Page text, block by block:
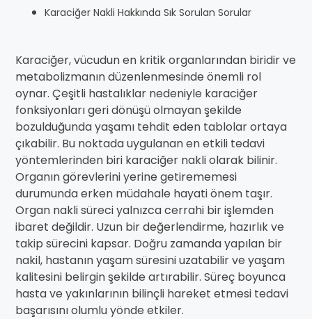
Karaciğer Nakli Hakkında Sık Sorulan Sorular
Karaciğer, vücudun en kritik organlarından biridir ve
metabolizmanın düzenlenmesinde önemli rol
oynar. Çeşitli hastalıklar nedeniyle karaciğer
fonksiyonları geri dönüşü olmayan şekilde
bozulduğunda yaşamı tehdit eden tablolar ortaya
çıkabilir. Bu noktada uygulanan en etkili tedavi
yöntemlerinden biri karaciğer nakli olarak bilinir.
Organın görevlerini yerine getirememesi
durumunda erken müdahale hayati önem taşır.
Organ nakli süreci yalnızca cerrahi bir işlemden
ibaret değildir. Uzun bir değerlendirme, hazırlık ve
takip sürecini kapsar. Doğru zamanda yapılan bir
nakil, hastanın yaşam süresini uzatabilir ve yaşam
kalitesini belirgin şekilde artırabilir. Süreç boyunca
hasta ve yakınlarının bilinçli hareket etmesi tedavi
başarısını olumlu yönde etkiler.